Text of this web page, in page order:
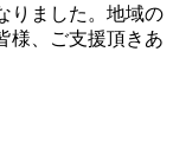
りました。地域の
様、ご支援頂きあ